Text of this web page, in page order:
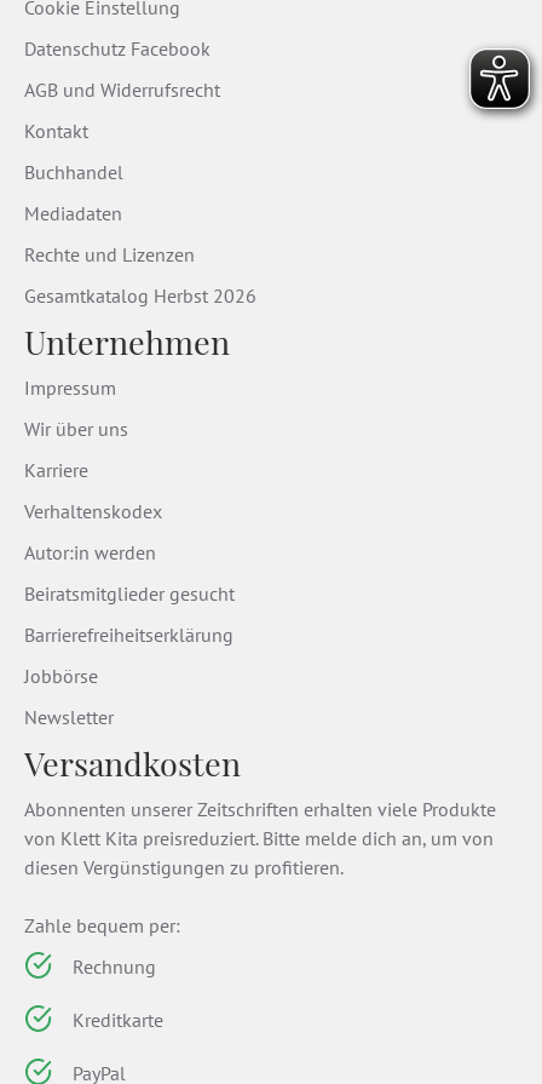
Cookie Einstellung
Datenschutz Facebook
AGB und Widerrufsrecht
Kontakt
Buchhandel
Mediadaten
Rechte und Lizenzen
Gesamtkatalog Herbst 2026
Unternehmen
Impressum
Wir über uns
Karriere
Verhaltenskodex
Autor:in werden
Beiratsmitglieder gesucht
Barrierefreiheitserklärung
Jobbörse
Newsletter
Versandkosten
Abonnenten unserer Zeitschriften erhalten viele Produkte
von Klett Kita preisreduziert. Bitte melde dich an, um von
diesen Vergünstigungen zu profitieren.
Zahle bequem per:
Rechnung
Kreditkarte
PayPal